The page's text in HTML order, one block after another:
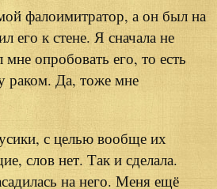
фалоимитратор, а он был на
его к стене. Я сначала не
мне опробовать его, то есть
раком. Да, тоже мне
с целью вообще их
слов нет. Так и сделала.
на него. Меня ещё